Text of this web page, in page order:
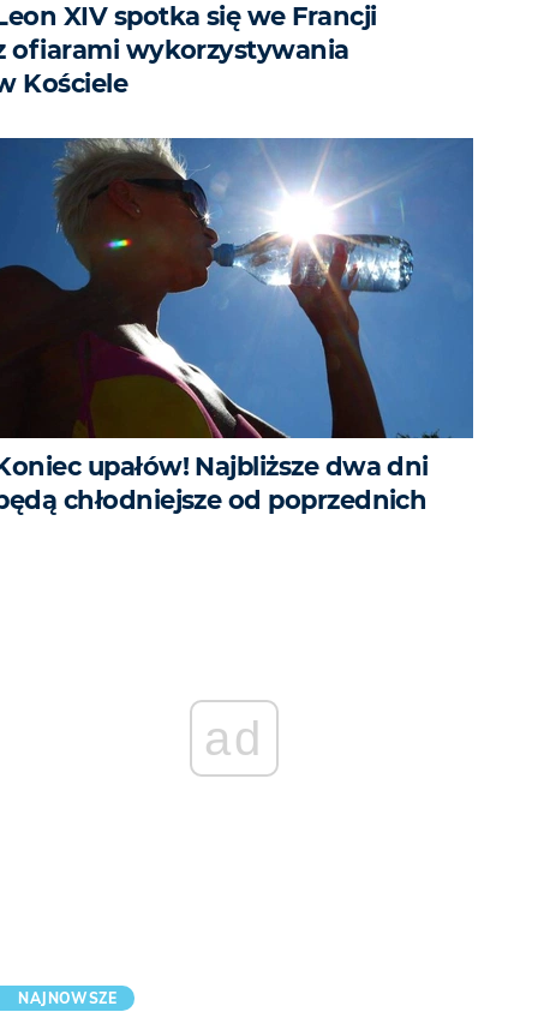
XIV spotka się we Francji
ofiarami wykorzystywania
Kościele
upałów! Najbliższe dwa dni
chłodniejsze od poprzednich
ad
NAJNOWSZE